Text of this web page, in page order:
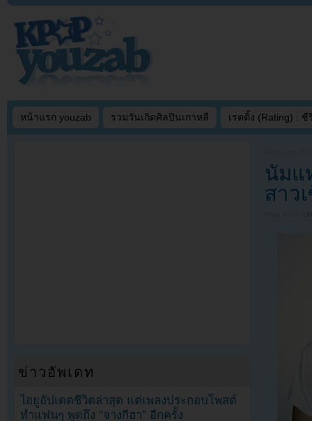
หน้าแรก youzab รวมวันเกิดศิลปินเกาหลี เรตติ้ง (Rating) : ซี
นัมแ
สาว
ข่าวอัพเดท
ไอยูอัปเดตชีวิตล่าสุด แต่เพลงประกอบโพสต์
ทำแฟนๆ พูดถึง “จางกีฮา” อีกครั้ง